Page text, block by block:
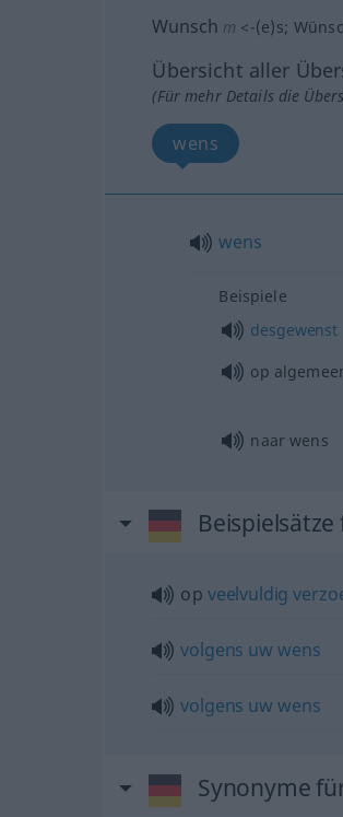
Wunsch m <-(e)s;
Übersicht aller
(Für mehr Details die
wens
wens
Beispiele
desgewenst
op
naar wens
op veelvuldig
volgens uw wens
volgens uw wens
Synonyme